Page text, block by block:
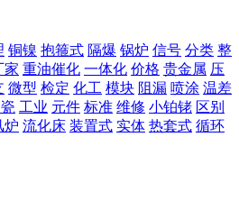
铜镍 抱箍式 隔爆 锅炉 信号 分类 整
家 重油催化 一体化 价格 贵金属 压
微型 检定 化工 模块 阻漏 喷涂 温差
工业 元件 标准 维修 小铂铑 区别
炉 流化床 装置式 实体 热套式 循环